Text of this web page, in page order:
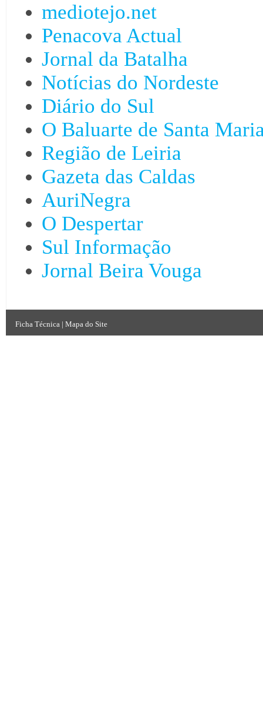
mediotejo.net
Penacova Actual
Jornal da Batalha
Notícias do Nordeste
Diário do Sul
O Baluarte de Santa
Região de Leiria
Gazeta das Caldas
AuriNegra
O Despertar
Sul Informação
Jornal Beira Vouga
Ficha Técnica | Mapa do Site